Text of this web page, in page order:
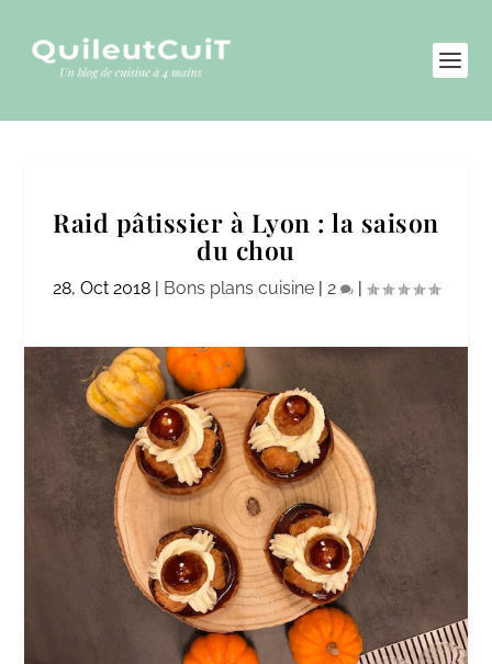
Raid pâtissier à Lyon : la saison
du chou
28, Oct 2018 | Bons plans cuisine | 2 |